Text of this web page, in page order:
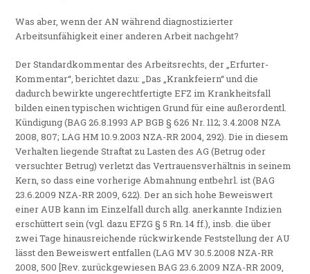
Was aber, wenn der AN während diagnostizierter
Arbeitsunfähigkeit einer anderen Arbeit nachgeht?
Der Standardkommentar des Arbeitsrechts, der „Erfurter-
Kommentar“, berichtet dazu: „Das „Krankfeiern“ und die
dadurch bewirkte ungerechtfertigte EFZ im Krankheitsfall
bilden einen typischen wichtigen Grund für eine außerordentl.
Kündigung (BAG 26.8.1993 AP BGB § 626 Nr. 112; 3.4.2008 NZA
2008, 807; LAG HM 10.9.2003 NZA-RR 2004, 292). Die in diesem
Verhalten liegende Straftat zu Lasten des AG (Betrug oder
versuchter Betrug) verletzt das Vertrauensverhältnis in seinem
Kern, so dass eine vorherige Abmahnung entbehrl. ist (BAG
23.6.2009 NZA-RR 2009, 622). Der an sich hohe Beweiswert
einer AUB kann im Einzelfall durch allg. anerkannte Indizien
erschüttert sein (vgl. dazu EFZG § 5 Rn. 14 ff.), insb. die über
zwei Tage hinausreichende rückwirkende Feststellung der AU
lässt den Beweiswert entfallen (LAG MV 30.5.2008 NZA-RR
2008, 500 [Rev. zurückgewiesen BAG 23.6.2009 NZA-RR 2009,